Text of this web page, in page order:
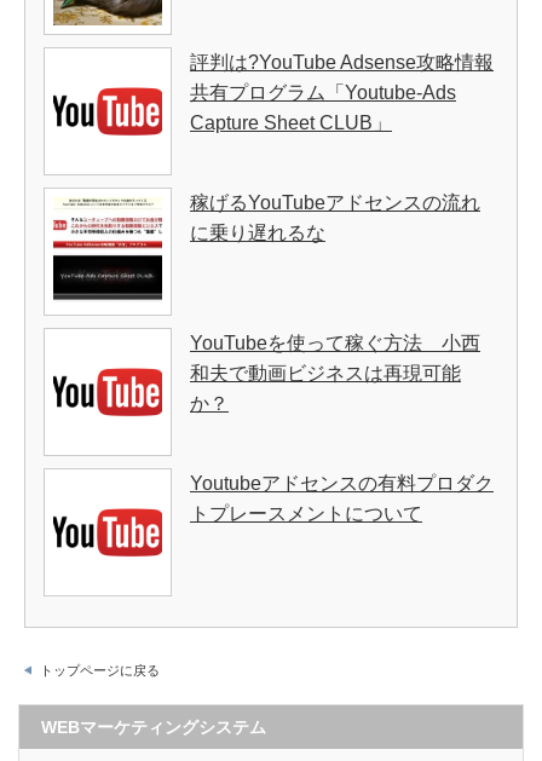
評判は?YouTube Adsense攻略情報
共有プログラム「Youtube-Ads
Capture Sheet CLUB」
稼げるYouTubeアドセンスの流れ
に乗り遅れるな
YouTubeを使って稼ぐ方法 小西
和夫で動画ビジネスは再現可能
か？
Youtubeアドセンスの有料プロダク
トプレースメントについて
トップページに戻る
WEBマーケティングシステム